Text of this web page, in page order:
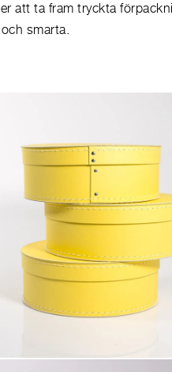
att ta fram tryckta
smarta.